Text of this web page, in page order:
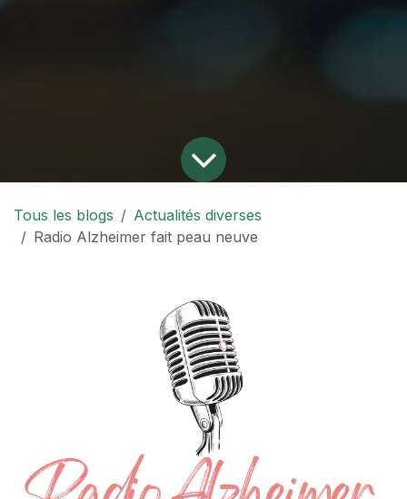
Tous les blogs
Actualités diverses
Radio Alzheimer fait peau neuve